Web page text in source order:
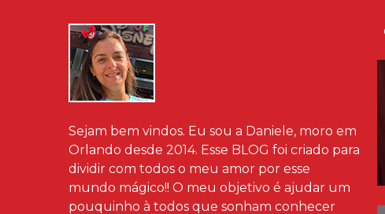
Sejam bem vindos. Eu sou a Daniele, moro em
Orlando desde 2014. Esse BLOG foi criado para
dividir com todos o meu amor por esse
mundo mágico!! O meu objetivo é ajudar um
pouquinho à todos que sonham conhecer